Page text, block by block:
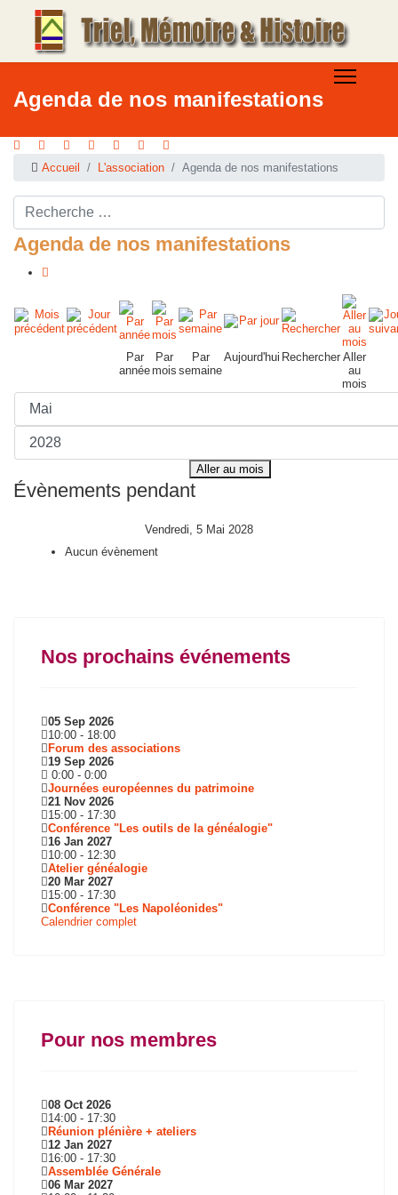
Agenda de nos manifestations
Accueil L'association Agenda de nos manifestations
Rechercher ...
Agenda de nos manifestations
Par
année
Par
mois
Par
semaine
Aujourd'hui Rechercher Aller
au
mois
Aller au mois
Évènements pendant
Vendredi, 5 Mai 2028
Aucun évènement
Nos prochains événements
05 Sep 2026
10:00 - 18:00
Forum des associations
19 Sep 2026
0:00 - 0:00
Journées européennes du patrimoine
21 Nov 2026
15:00 - 17:30
Conférence "Les outils de la généalogie"
16 Jan 2027
10:00 - 12:30
Atelier généalogie
20 Mar 2027
15:00 - 17:30
Conférence "Les Napoléonides"
Calendrier complet
Pour nos membres
08 Oct 2026
14:00 - 17:30
Réunion plénière + ateliers
12 Jan 2027
16:00 - 17:30
Assemblée Générale
06 Mar 2027